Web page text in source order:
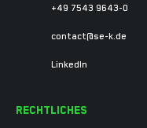
+49 7543 9643-0
contact@se-k.de
LinkedIn
RECHTLICHES